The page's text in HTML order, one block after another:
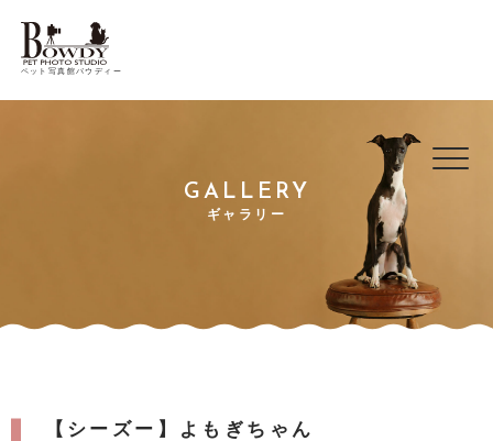
ペット写真館バウディー
GALLERY
ギャラリー
【シーズー】よもぎちゃん